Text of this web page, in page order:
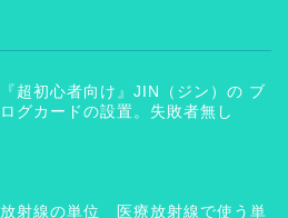
『超初心者向け』JIN（ジン）の ブ
ログカードの設置。失敗者無し
放射線の単位 医療放射線で使う単